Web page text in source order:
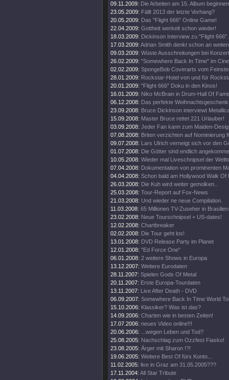
09.11.2009: Die Arbeiten am 15. Album
23.05.2009: Fällt 2013 der letzte Vorhang?
20.05.2009: Das "Flight 666" Online Game!
22.04.2009: Gottheit werkelt schon wieder!
18.03.2009: Dickinson Interview zu "Flight 666".
17.03.2009: Adrian Smith denkt schon an
09.03.2009: Wüste Ausschreitungen bei
26.02.2009: "Somewhere Back In Time" im
02.02.2009: SpongeBob Coverarts vom
28.01.2009: Rockstar-Hotel von und für
20.01.2009: "Flight 666" Doku in den Kinos!
16.01.2009: Niko McBrain in Drum-Hall Of
06.12.2008: Das perfekte
23.09.2008: Bruce Dickinson interviewt
15.09.2008: Master Bruce rettet 221 Urlauber!
03.09.2008: Jeder Fan kann zum Maiden-
07.08.2008: Briten verzichten auf Nominierung
09.07.2008: Lars Ulrich verneigt sich vor den
01.07.2008: Die Götter sind endlich
10.05.2008: Wieder mal Liveschnipsel der
07.04.2008: Dokumentation von prominenten
04.04.2008: Schon bald am Hollywood Walk Of
26.03.2008: Die Kuh wird weiter gemolken..
25.03.2008: Tour-Report auf Fox-News
21.03.2008: Und wieder ne neue Compilation.
11.03.2008: 65 Millionen TV-Zuseher in
23.02.2008: Neue Tourschnipsel + US-dates!
12.02.2008: Chartbreaker
02.02.2008: Die Tour geht los!
13.01.2008: DVD Release Party im Planet
12.01.2008: "Ed Force One"
06.01.2008: 2 weitere Shows in Europa
13.12.2007: Weitere Eurodaten
28.11.2007: Spielen Gods Of Metal
20.11.2007: Erste Europa-Tourdaten
13.11.2007: Live After Death - DVD
06.09.2007: Somewhere Back In Time World
15.10.2006: Klassiker? Was ist das?
14.09.2006: Charten wie in besten Zeiten!
17.07.2006: neues Video online!!!
20.06.2006:
...wegen Leben und Tod?
25.08.2005: Nachschlag zum Ozzfest Fiasko!
23.08.2005: Ärger mit Sharon !?!
19.06.2005: Weitere Best Of fürs Konto...
11.02.2005: live in Graz am 31.05.2005???
17.11.2004: All Star Tribute